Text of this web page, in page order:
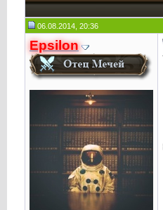
06.08.2014, 20:36
Epsilon